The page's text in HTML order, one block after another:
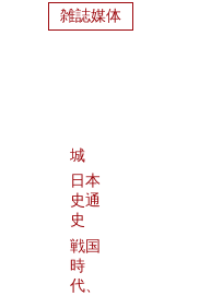
雑誌媒体
城
日本
史通
史
戦国
時
代、